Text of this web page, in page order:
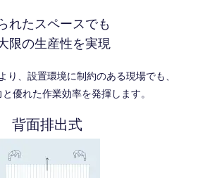
れたスペースでも
限の生産性を実現
り、設置環境に制約のある現場でも、
優れた作業効率を発揮します。
背面排出式